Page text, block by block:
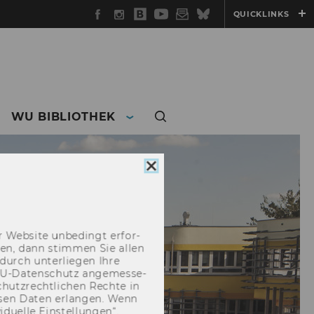
Facebook
Instagram
WU
Blog
YouTube
Newsletter
BlueskyQUICKLINKS
WU BIBLIOTHEK
Cookie
Web­site un­be­dingt er­for­
dann stim­men Sie allen
un­ter­lie­gen Ihre
​Datenschutz an­ge­mes­se­
Rech­te in
Daten er­lan­gen. Wenn
Ein­stel­lun­gen“.